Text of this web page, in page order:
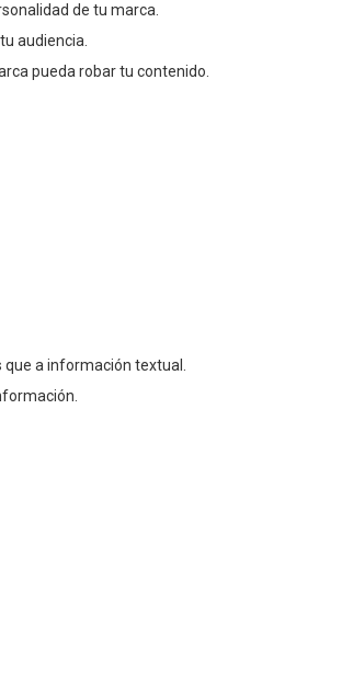
de tu marca.
audiencia.
pueda robar tu contenido.
que a información textual.